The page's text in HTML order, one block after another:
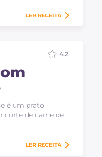
LER RECEITA
é um prato
corte de carne de
4.2
LER RECEITA